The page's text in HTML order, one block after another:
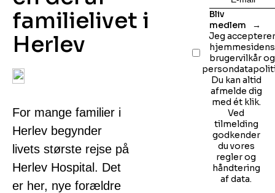
familielivet i
Herlev
For mange familier i
Herlev begynder
livets største rejse på
Herlev Hospital. Det
er her, nye forældre
Bliv
medlem
Jeg
hjemmesidens
brugervilkår og
Du kan altid
afmelde dig
med ét klik.
Ved
tilmelding
godkender
du vores
regler og
håndtering
af data.